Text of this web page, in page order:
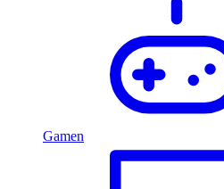
Gamen